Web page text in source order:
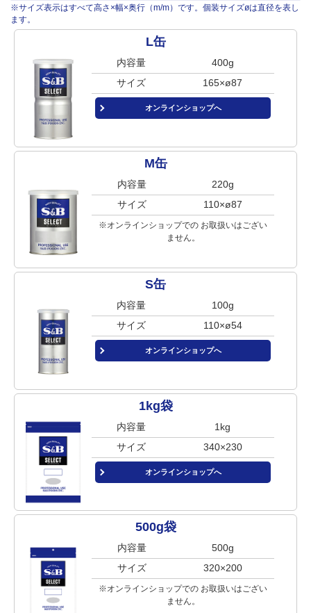
※サイズ表示はすべて高さ×幅×奥行（m/m）です。個装サイズøは直径を表し
ます。
L缶
内容量
400g
サイズ
165×ø87
オンラインショップへ
M缶
内容量
220g
サイズ
110×ø87
※オンラインショップでの お取扱いはござい
ません。
S缶
内容量
100g
サイズ
110×ø54
オンラインショップへ
1kg袋
内容量
1kg
サイズ
340×230
オンラインショップへ
500g袋
内容量
500g
サイズ
320×200
※オンラインショップでの お取扱いはござい
ません。